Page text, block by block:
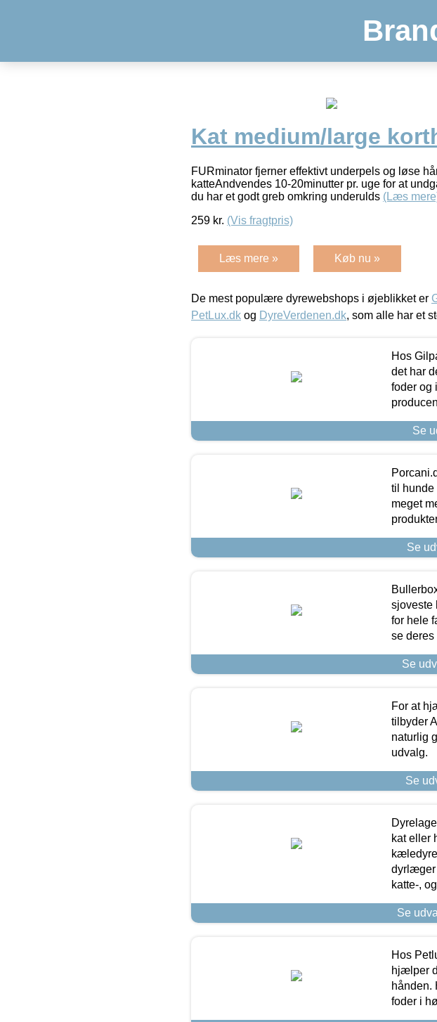
Kat medium/large
FURminator fjerner effektivt underpels og løse
katteAndvendes 10-20minutter pr. uge for at
du har et godt greb omkring underulds (Læs
259 kr. (Vis fragtpris)
Læs mere » Køb nu »
De mest populære dyrewebshops i øjeblikket er
PetLux.dk og DyreVerdenen.dk, som alle har et
Hos
det har
foder og
Se
til hunde
meget
Se
sjoveste
for hele
se deres
Se
For at
tilbyder
naturlig
udvalg.
Se
kat eller
dyrlæger
katte-,
Se
Hos
hjælper
hånden.
foder i